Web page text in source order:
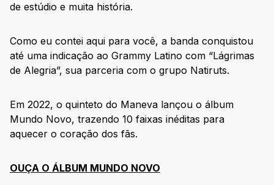
de estúdio e muita história.
Como eu contei aqui para você, a banda conquistou
até uma indicação ao Grammy Latino com “Lágrimas
de Alegria”, sua parceria com o grupo Natiruts.
Em 2022, o quinteto do Maneva lançou o álbum
Mundo Novo, trazendo 10 faixas inéditas para
aquecer o coração dos fãs.
OUÇA O ÁLBUM MUNDO NOVO